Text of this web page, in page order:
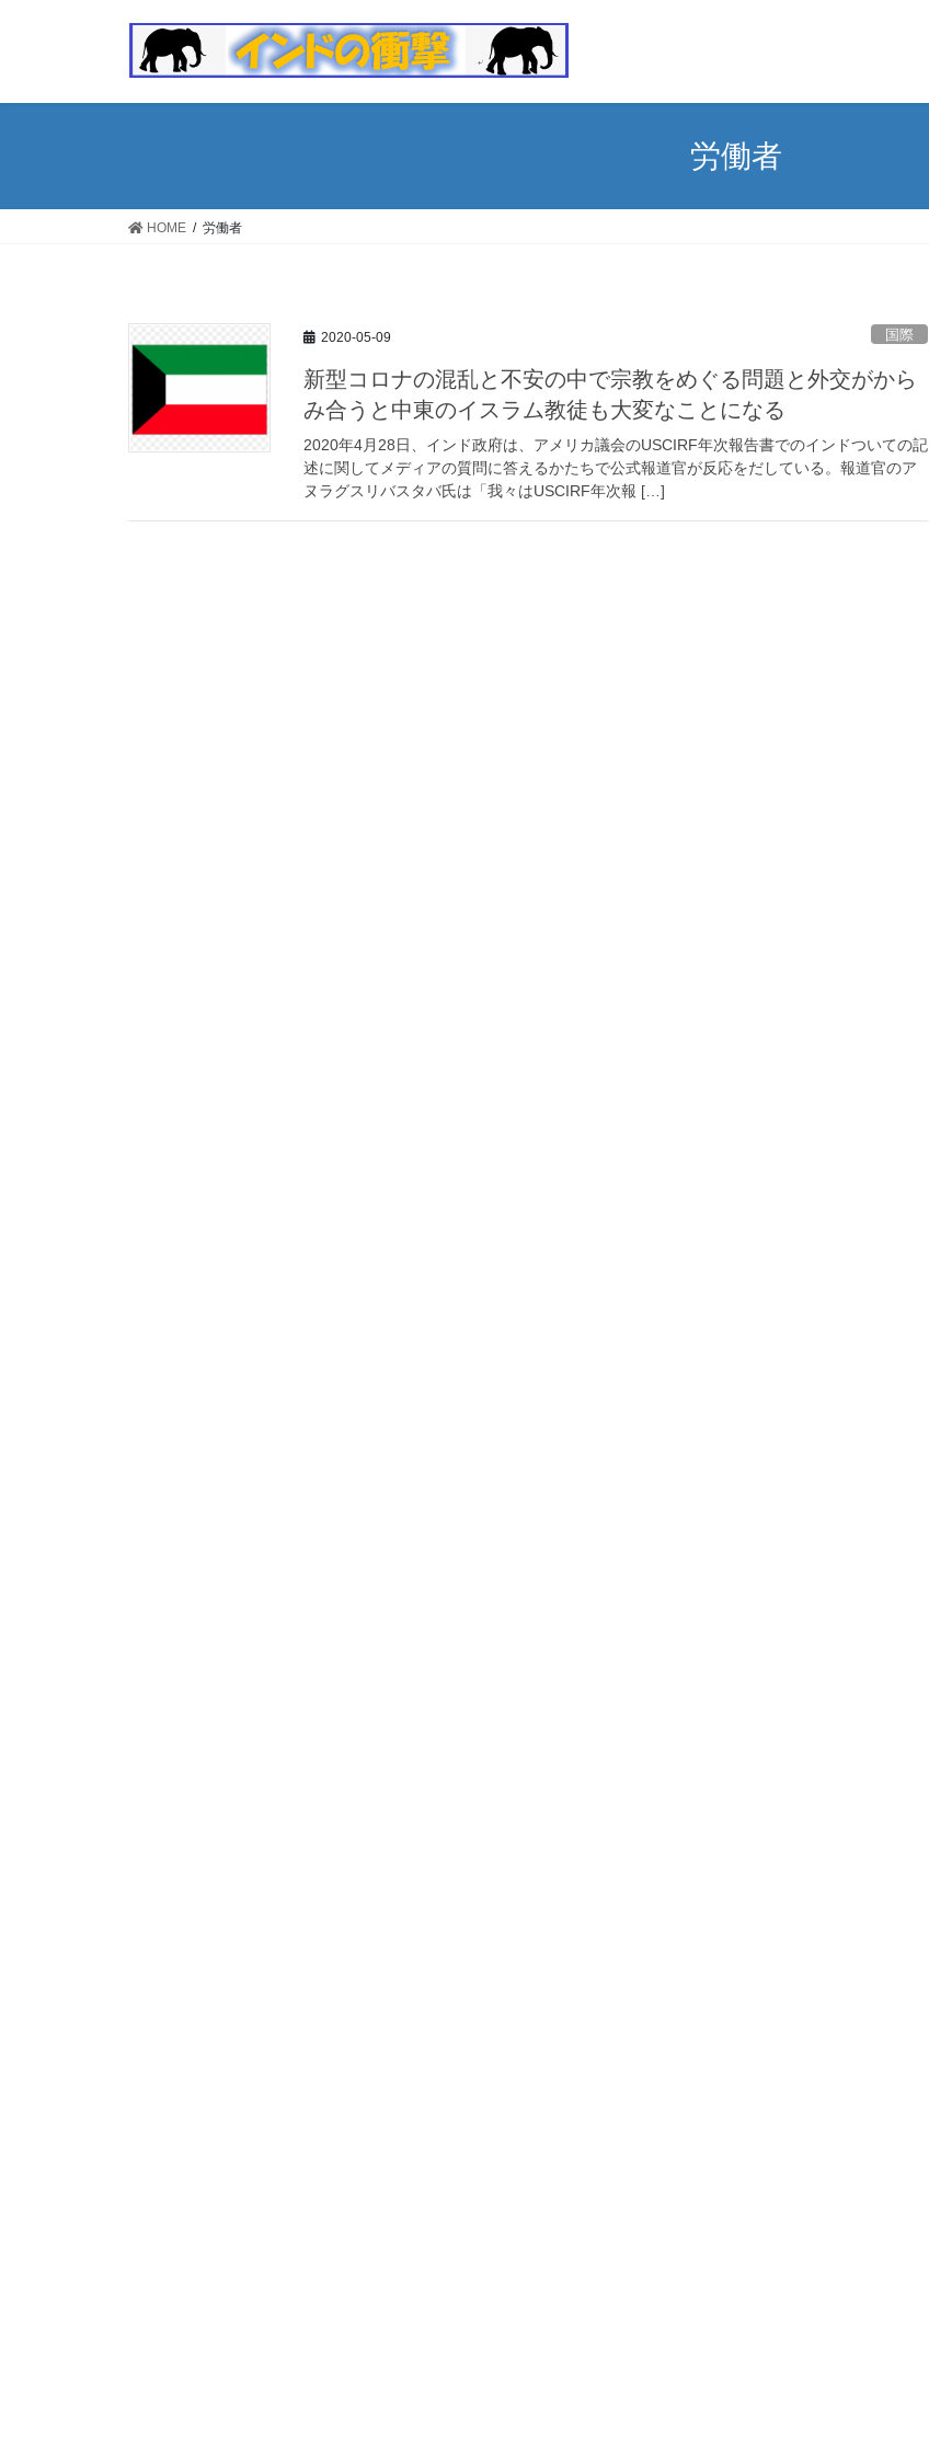
労働者
HOME 労働者
2020-05-09 国際
新型コロナの混乱と不安の中で宗教をめぐる問題と外交がから
み合うと中東のイスラム教徒も大変なことになる
2020年4月28日、インド政府は、アメリカ議会のUSCIRF年次報告書でのインドついての記
述に関してメディアの質問に答えるかたちで公式報道官が反応をだしている。報道官のア
ヌラグスリバスタバ氏は「我々はUSCIRF年次報 […]